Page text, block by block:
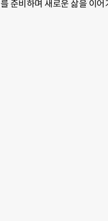
준비하며 새로운 삶을 이어